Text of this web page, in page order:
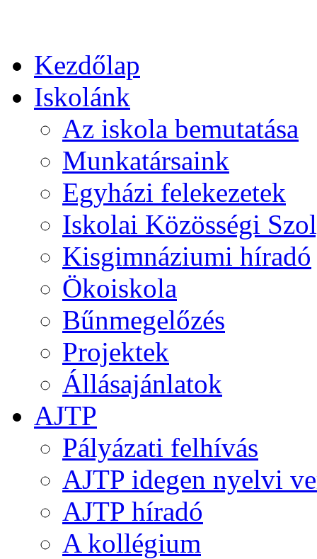
Kezdőlap
Iskolánk
Az iskola bemutatása
Munkatársaink
Egyházi felekezetek
Iskolai Közösségi
Kisgimnáziumi híradó
Ökoiskola
Bűnmegelőzés
Projektek
Állásajánlatok
AJTP
Pályázati felhívás
AJTP idegen nyelvi
AJTP híradó
A kollégium